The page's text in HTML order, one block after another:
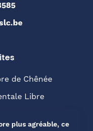
de Chênée
Libre
plus agréable, ce